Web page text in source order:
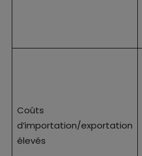
Coûts
d’importation/exportation
élevés